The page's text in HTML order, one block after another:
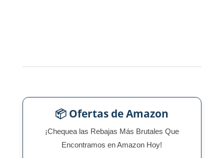
📦 Ofertas de Amazon
¡Chequea las Rebajas Más Brutales Que
Encontramos en Amazon Hoy!